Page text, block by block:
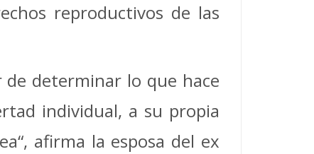
reproductivos de las
determinar lo que hace
individual, a su propia
afirma la esposa del ex